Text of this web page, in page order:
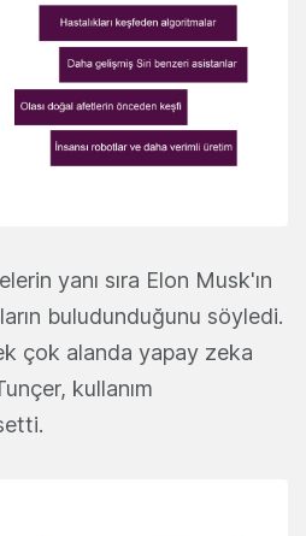
yanı sıra Elon Musk'ın
buludunduğunu söyledi.
çok alanda yapay zeka
kullanım